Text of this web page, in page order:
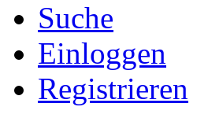
Suche
Einloggen
Registrieren